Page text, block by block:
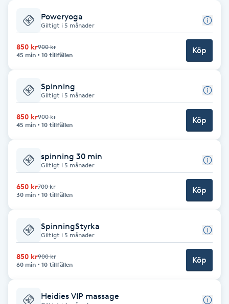
Babylights
Balayage
Barber
BIAB
Blowout
Brynfärgning
Poweryoga
Giltigt i 5 månader
850 kr900 kr
45 min
10 tillfällen Köp
Spinning
Giltigt i 5 månader
850 kr900 kr
45 min
10 tillfällen Köp
spinning 30 min
Giltigt i 5 månader
650 kr700 kr
30 min
10 tillfällen Köp
SpinningStyrka
Giltigt i 5 månader
850 kr900 kr
60 min
10 tillfällen Köp
Heidies VIP massage